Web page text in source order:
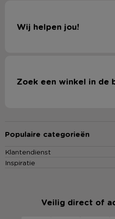
Wij helpen jou!
Zoek een winkel in de
Populaire categorieën
Klantendienst
Inspiratie
Veilig direct of